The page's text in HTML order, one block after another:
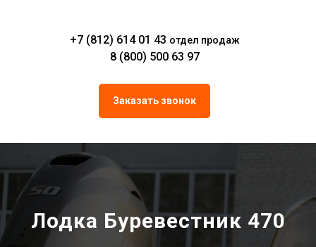
+7 (812) 614 01 43 отдел продаж
8 (800) 500 63 97
Заказать звонок
Лодка Буревестник 470